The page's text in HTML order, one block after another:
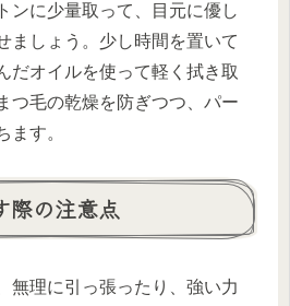
ンに少量取って、目元に優し
ましょう。少し時間を置いて
だオイルを使って軽く拭き取
つ毛の乾燥を防ぎつつ、パー
ます。
際の注意点
無理に引っ張ったり、強い力